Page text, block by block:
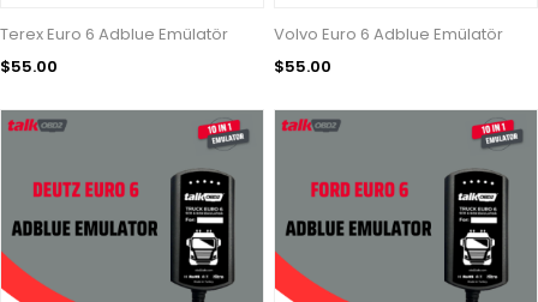
Terex Euro 6 Adblue Emülatör
$55.00
Volvo Euro 6 Adblue Emülatör
$55.00